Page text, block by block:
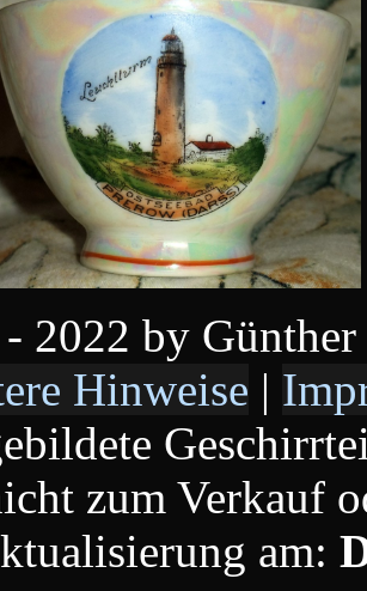
- 2022 by
Hinweise |
zum Verkauf
am: